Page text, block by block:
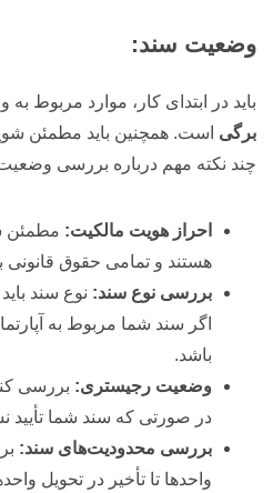
وضعیت سند:
باید در ابتدای کار، موارد مربوط
برگی است. همچنین باید مطمئن
چند نکته مهم درباره بررسی وضعیت
احراز هویت مالکیت: مطمئن
هستند و تمامی حقوق قانونی
بررسی نوع سند: نوع سند
اگر سند شما مربوط به
باشد.
وضعیت رجیستری: بررسی
در صورتی که سند شما تأیید
بررسی محدودیت‌های سند:
واحدها تا تأخیر در تحویل